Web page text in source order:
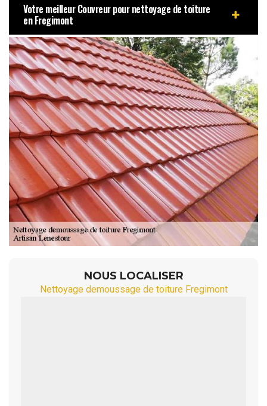
Votre meilleur Couvreur pour nettoyage de toiture
en Fregimont
NOUS LOCALISER
Nettoyage demoussage de toiture Fregimont